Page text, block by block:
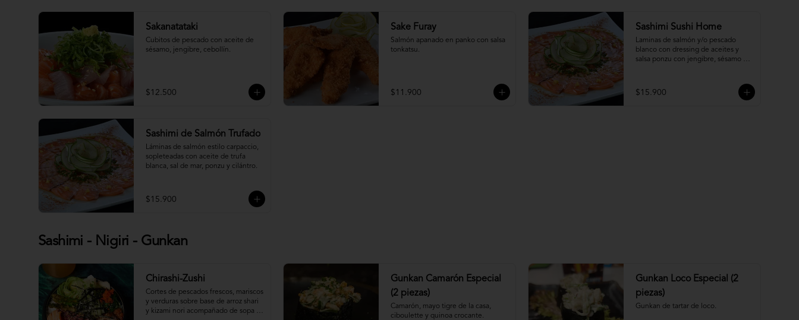
Sakanatataki
Cubitos de pescado con aceite de
sésamo, jengibre, cebollín.
$12.500
Sake Furay
Salmón apanado en panko con salsa
tonkatsu.
$11.900
Sashimi Sushi Home
Laminas de salmón y/o pescado
blanco con dressing de aceites y
salsa ponzu con jengibre, sésamo y
$15.900
Sashimi de Salmón Trufado
Láminas de salmón estilo carpaccio,
sopleteadas con aceite de trufa
blanca, sal de mar, ponzu y cilántro.
$15.900
Sashimi - Nigiri - Gunkan
Chirashi-Zushi
Cortes de pescados frescos, mariscos
y verduras sobre base de arroz shari
y kizami nori acompañado de sopa
Gunkan Camarón Especial
(2 piezas)
Camarón, mayo tigre de la casa,
ciboulette y quinoa crocante.
Gunkan Loco Especial (2
piezas)
Gunkan de tartar de loco.